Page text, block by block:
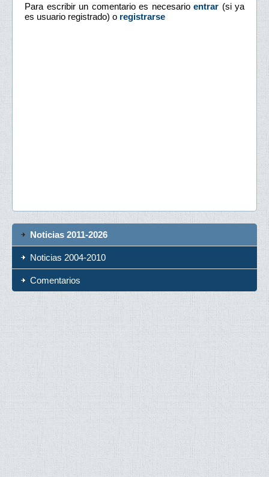
Para escribir un comentario es necesario entrar (si ya
es usuario registrado) o registrarse
Noticias 2011-2026
Noticias 2004-2010
Comentarios